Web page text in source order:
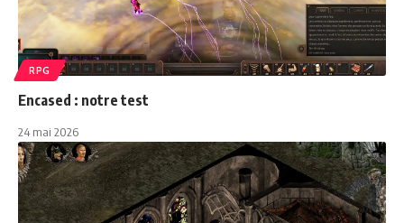
RPG
Encased : notre test
24 mai 2026